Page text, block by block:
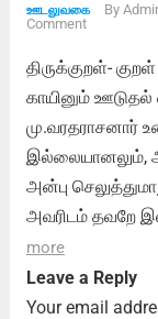
ஊடலுவகை By
Comment
திருக்குறள்-
காயினும்
மு.வரதராசனார்
இல்லையானலும்,
அன்பு
அவரிடம் தவறே
more
Leave a Reply
Your email